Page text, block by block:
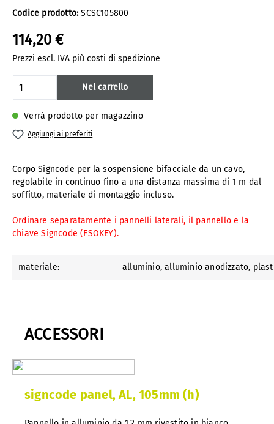
Codice prodotto:SCSC105800
114,20 €
Prezzi escl. IVA più costi di spedizione
Verrà prodotto per magazzino
Quantità del prodotto: inserisci la
Nel carrello
Aggiungi ai preferiti
Corpo Signcode per la sospensione bifacciale da un cavo,
regolabile in continuo fino a una distanza massima di 1 m dal
soffitto, materiale di montaggio incluso.
Ordinare separatamente i pannelli laterali, il pannello e la
chiave Signcode (FSOKEY).
materiale: alluminio, alluminio anodizzato,
ACCESSORI
signcode panel, AL, 105mm (h)